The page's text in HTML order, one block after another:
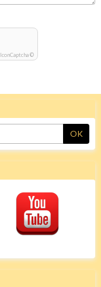
IconCaptcha ©
OK